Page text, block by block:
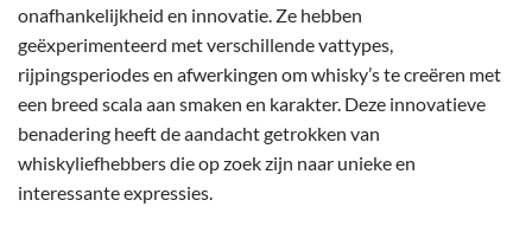
onafhankelijkheid en innovatie. Ze hebben
geëxperimenteerd met verschillende vattypes,
rijpingsperiodes en afwerkingen om whisky’s te creëren met
een breed scala aan smaken en karakter. Deze innovatieve
benadering heeft de aandacht getrokken van
whiskyliefhebbers die op zoek zijn naar unieke en
interessante expressies.